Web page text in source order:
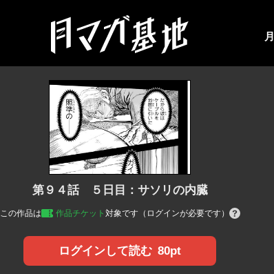
第９４話 ５日目：サソリの内臓
この作品は 作品チケット 対象です（ログインが必要です）
ログインして読む 80pt